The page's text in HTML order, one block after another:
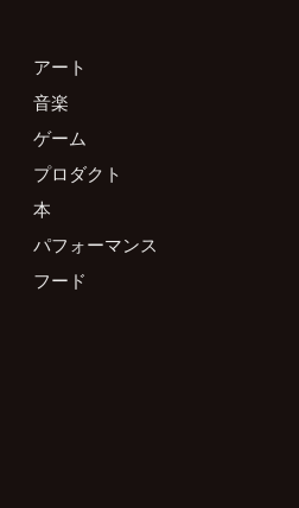
アート
音楽
ゲーム
プロダクト
本
パフォーマンス
フード